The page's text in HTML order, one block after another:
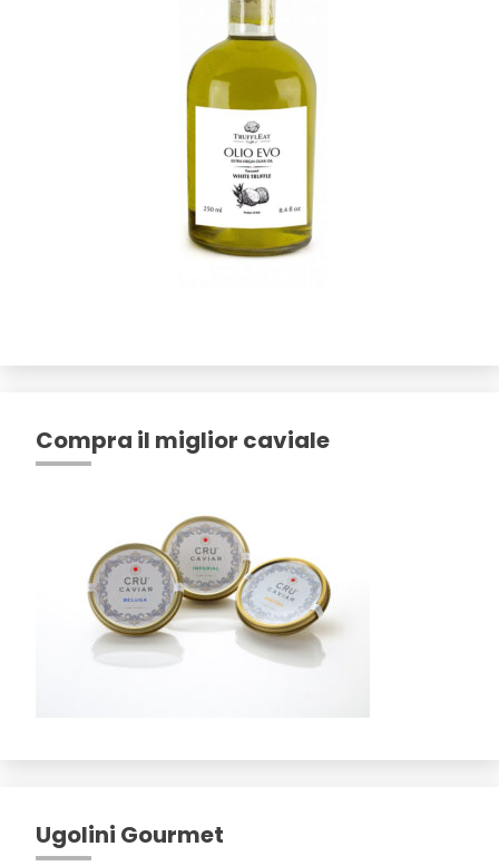
Compra il miglior caviale
Ugolini Gourmet